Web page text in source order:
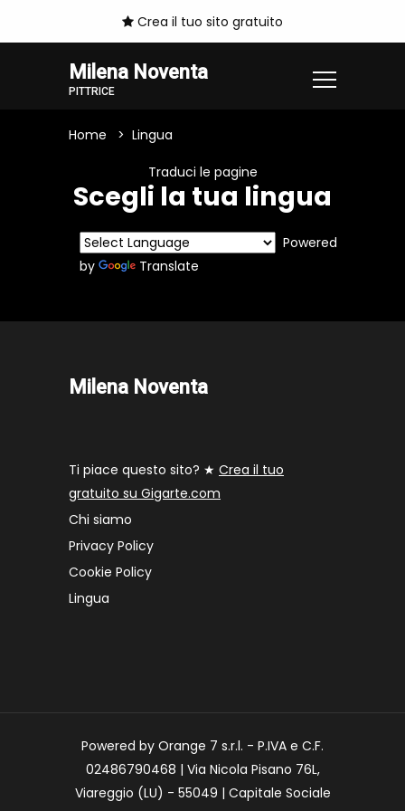
Crea il tuo sito gratuito
Milena Noventa
PITTRICE
Home Lingua
Traduci le pagine
Scegli la tua lingua
Powered
by
Translate
Milena Noventa
Ti piace questo sito? ★ Crea il tuo
gratuito su Gigarte.com
Chi siamo
Privacy Policy
Cookie Policy
Lingua
Powered by Orange 7 s.r.l. - P.IVA e C.F.
02486790468 | Via Nicola Pisano 76L,
Viareggio (LU) - 55049 | Capitale Sociale